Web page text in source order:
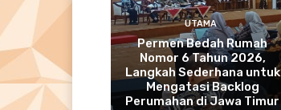
UTAMA
Permen Bedah Rumah
Nomor 6 Tahun 2026,
Langkah Sederhana untuk
Mengatasi Backlog
Perumahan di Jawa Timur